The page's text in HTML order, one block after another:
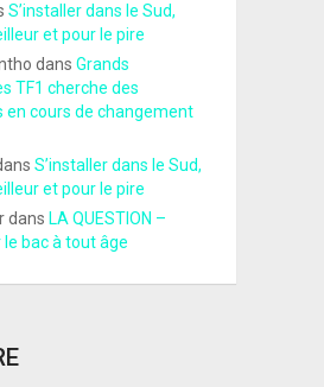
S’installer dans le Sud,
et pour le pire
dans Grands
TF1 cherche des
en cours de changement
S’installer dans le Sud,
et pour le pire
dans LA QUESTION –
le bac à tout âge